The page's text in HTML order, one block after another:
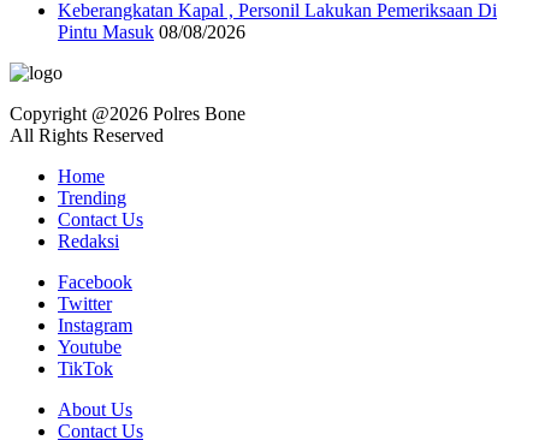
Keberangkatan Kapal , Personil Lakukan Pemeriksaan Di
Pintu Masuk 08/08/2026
Copyright @2026 Polres Bone
All Rights Reserved
Home
Trending
Contact Us
Redaksi
Facebook
Twitter
Instagram
Youtube
TikTok
About Us
Contact Us